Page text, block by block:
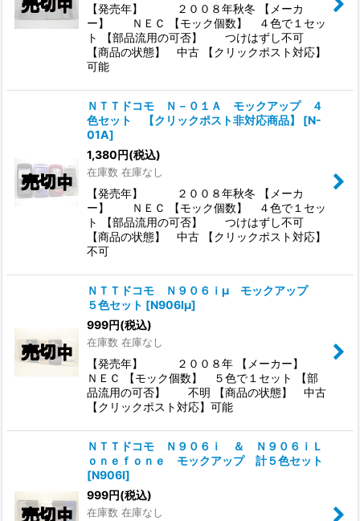
【発売年】 ２００８年秋冬 【メーカ
ー】 ＮＥＣ 【モック個数】 ４色で１セッ
ト 【部品流用の可否】 つけはずし不可
【商品の状態】 中古 【クリックポスト対応】
可能
ＮＴＴドコモ Ｎ－０１Ａ モックアップ ４
色セット 【クリックポスト非対応商品】
[N-
01A]
1,380円(税込)
在庫数 在庫なし
【発売年】 ２００８年秋冬 【メーカ
ー】 ＮＥＣ 【モック個数】 ４色で１セッ
ト 【部品流用の可否】 つけはずし不可
【商品の状態】 中古 【クリックポスト対応】
不可
ＮＴＴドコモ Ｎ９０６ｉμ モックアップ
５色セット [N906Iμ]
999円(税込)
在庫数 在庫なし
【発売年】 ２００８年 【メーカー】
ＮＥＣ 【モック個数】 ５色で１セット 【部
品流用の可否】 不明 【商品の状態】 中古
【クリックポスト対応】可能
ＮＴＴドコモ Ｎ９０６ｉ ＆ Ｎ９０６ｉＬ
ｏｎｅｆｏｎｅ モックアップ 計５色セット
[N906I]
999円(税込)
在庫数 在庫なし